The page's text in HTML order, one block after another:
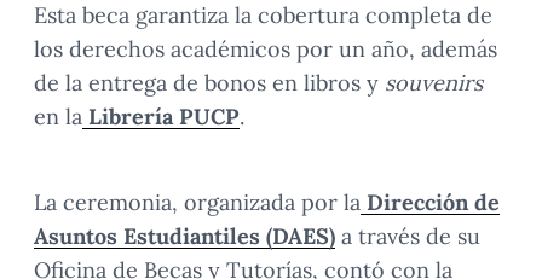
Esta beca garantiza la cobertura completa de
los derechos académicos por un año, además
de la entrega de bonos en libros y souvenirs
en la Librería PUCP.
La ceremonia, organizada por la Dirección de
Asuntos Estudiantiles (DAES) a través de su
Oficina de Becas y Tutorías, contó con la